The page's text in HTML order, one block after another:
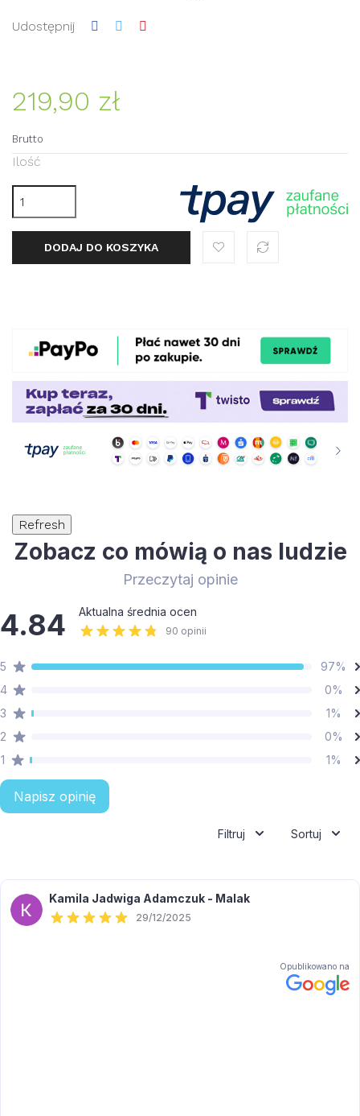
Udostępnij
219,90 zł
Brutto
Ilość
DODAJ DO KOSZYKA